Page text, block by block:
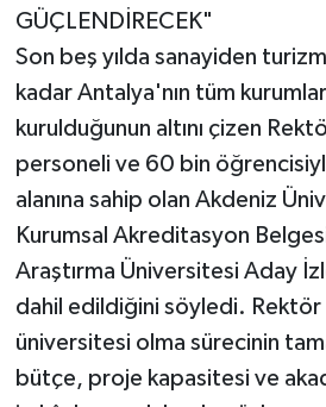
GÜÇLENDİRECEK"
Son beş yılda sanayiden
kadar Antalya'nın tüm
kurulduğunun altını çizen
personeli ve 60 bin
alanına sahip olan Akdeniz
Kurumsal Akreditasyon Belgesi
Araştırma Üniversitesi Aday
dahil edildiğini söyledi. Rektör
üniversitesi olma sürecinin
bütçe, proje kapasitesi ve